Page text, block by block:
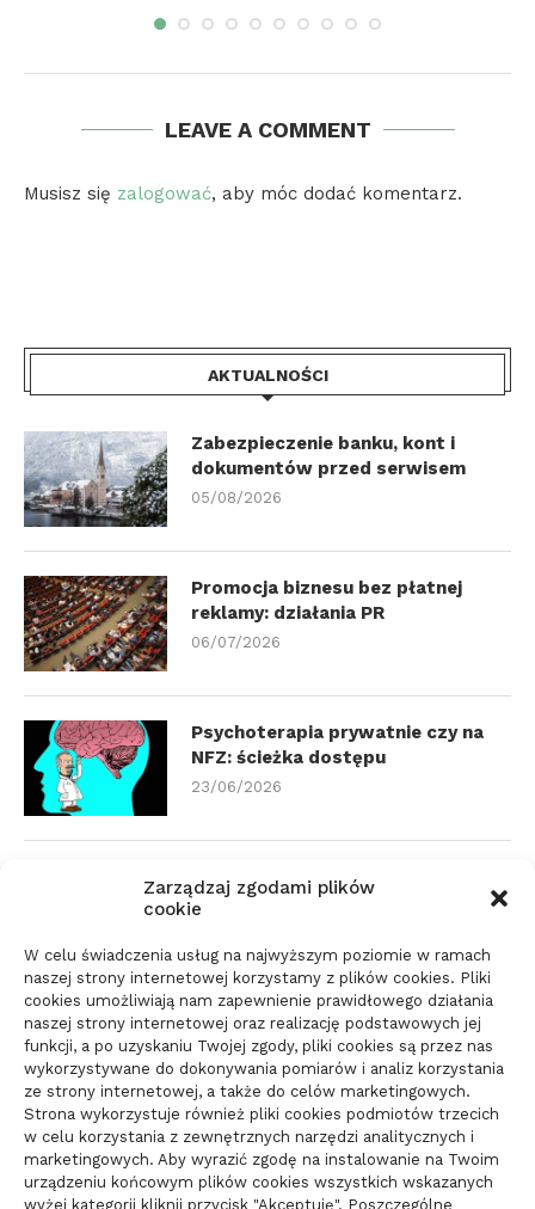
Zarządzaj zgodami plików
cookie
W celu świadczenia usług na najwyższym poziomie w ramach
naszej strony internetowej korzystamy z plików cookies. Pliki
cookies umożliwiają nam zapewnienie prawidłowego działania
naszej strony internetowej oraz realizację podstawowych jej
funkcji, a po uzyskaniu Twojej zgody, pliki cookies są przez nas
wykorzystywane do dokonywania pomiarów i analiz korzystania
ze strony internetowej, a także do celów marketingowych.
Strona wykorzystuje również pliki cookies podmiotów trzecich
w celu korzystania z zewnętrznych narzędzi analitycznych i
marketingowych. Aby wyrazić zgodę na instalowanie na Twoim
urządzeniu końcowym plików cookies wszystkich wskazanych
wyżej kategorii kliknij przycisk "Akceptuję". Poszczególne
LEAVE A COMMENT
Musisz się zalogować, aby móc dodać komentarz.
AKTUALNOŚCI
Zabezpieczenie banku, kont i
dokumentów przed serwisem
05/08/2026
Promocja biznesu bez płatnej
reklamy: działania PR
06/07/2026
Psychoterapia prywatnie czy na
NFZ: ścieżka dostępu
23/06/2026
Zmiana biura rachunkowego:
dokumenty i terminy
Parkiet do domu do spokojnego
wnętrza: jak wybrać materiał
świadomie
10/06/2026